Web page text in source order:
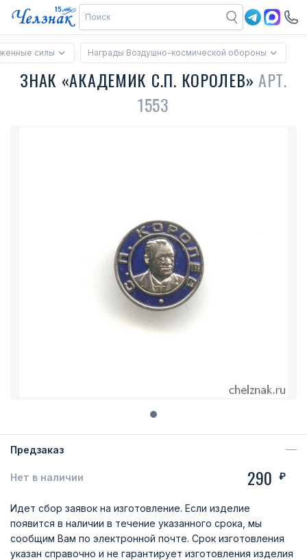
силы Награды Воздушно-космической обороны
ЗНАК «АКАДЕМИК С.П. КОРОЛЕВ» АРТ.
1553
Предзаказ
Нет в наличии 290 ₽
Идет сбор заявок на изготовление. Если изделие
появится в наличии в течение указанного срока, мы
сообщим Вам по электронной почте. Срок изготовления
указан справочно и не гарантирует изготовления изделия